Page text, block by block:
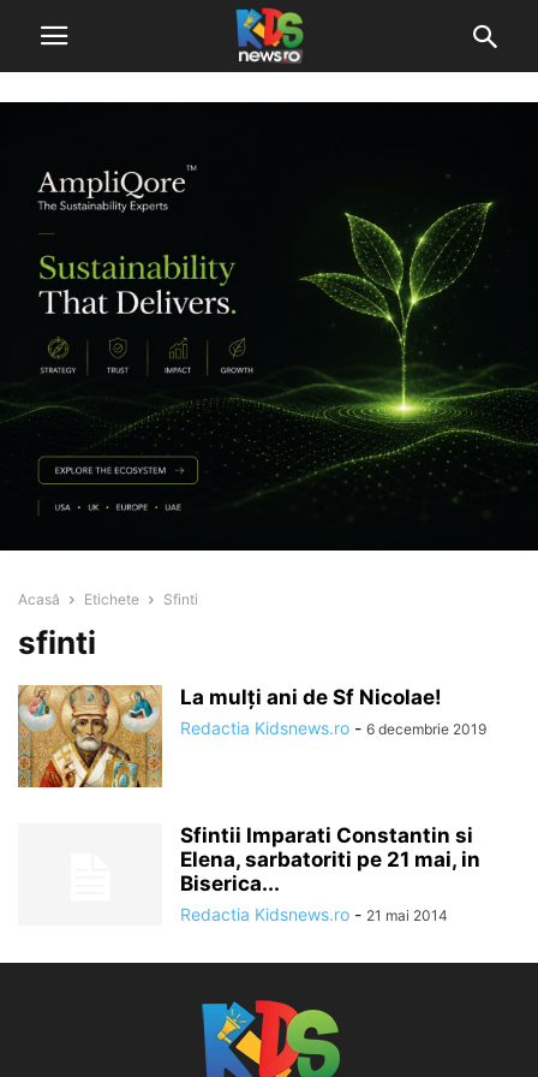
Acasă Etichete Sfinti
sfinti
La mulți ani de Sf Nicolae!
Redactia Kidsnews.ro - 6 decembrie 2019
Sfintii Imparati Constantin si
Elena, sarbatoriti pe 21 mai, in
Biserica...
Redactia Kidsnews.ro - 21 mai 2014